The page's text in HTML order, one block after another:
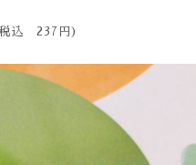
込 237円)